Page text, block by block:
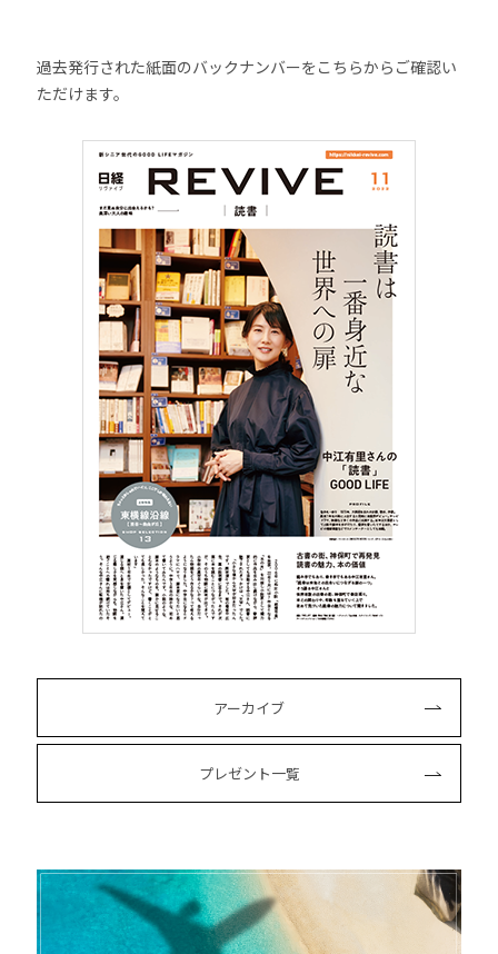
過去発行された紙面のバックナンバーをこちらからご確認い
ただけます。
アーカイブ
プレゼント一覧